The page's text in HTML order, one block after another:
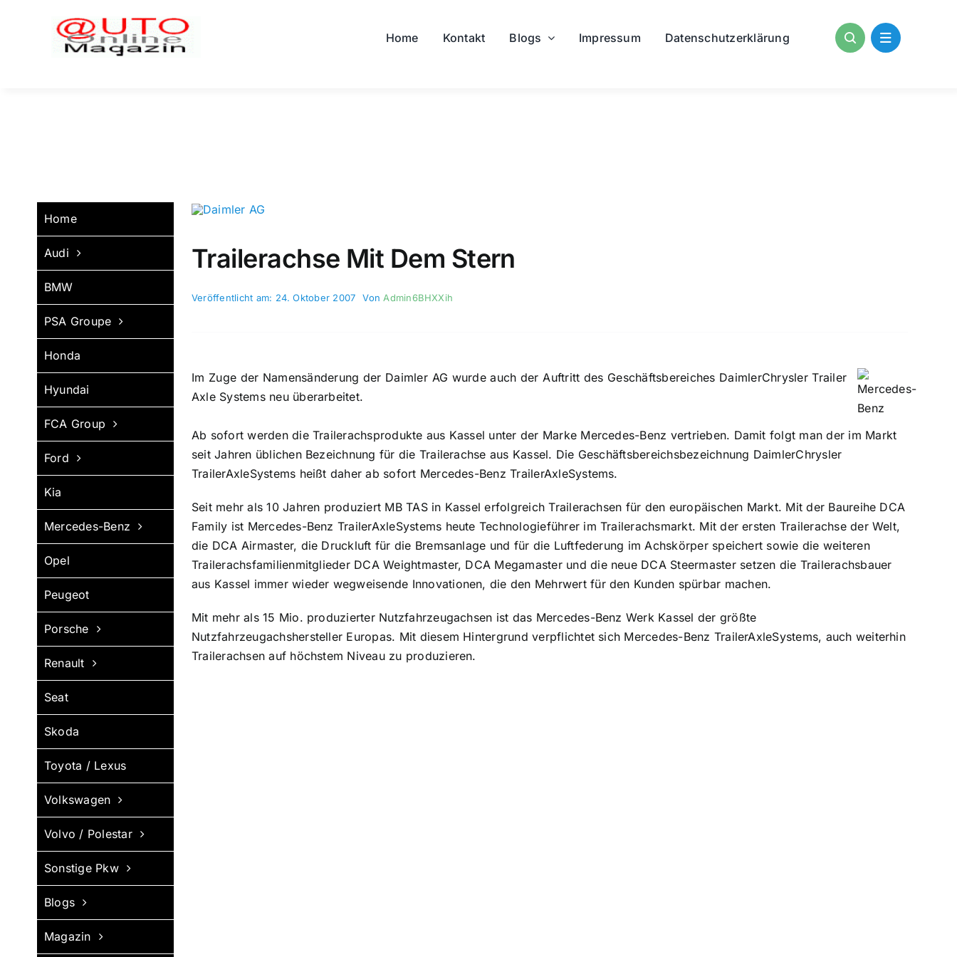
Home Kontakt Blogs Impressum Datenschutzerklärung
Home
Audi
BMW
PSA Groupe
Honda
Hyundai
FCA Group
Ford
Kia
Mercedes-Benz
Opel
Peugeot
Porsche
Renault
Seat
Skoda
Toyota / Lexus
Volkswagen
Volvo / Polestar
Sonstige Pkw
Blogs
Magazin
Trailerachse Mit Dem Stern
Veröffentlicht am: 24. Oktober 2007 Von Admin6BHXXih
Im Zuge der Namensänderung der Daimler AG wurde auch der Auftritt des Geschäftsbereiches DaimlerChrysler Trailer
Axle Systems neu überarbeitet.
Ab sofort werden die Trailerachsprodukte aus Kassel unter der Marke Mercedes-Benz vertrieben. Damit folgt man der im Markt
seit Jahren üblichen Bezeichnung für die Trailerachse aus Kassel. Die Geschäftsbereichsbezeichnung DaimlerChrysler
TrailerAxleSystems heißt daher ab sofort Mercedes-Benz TrailerAxleSystems.
Seit mehr als 10 Jahren produziert MB TAS in Kassel erfolgreich Trailerachsen für den europäischen Markt. Mit der Baureihe DCA
Family ist Mercedes-Benz TrailerAxleSystems heute Technologieführer im Trailerachsmarkt. Mit der ersten Trailerachse der Welt,
die DCA Airmaster, die Druckluft für die Bremsanlage und für die Luftfederung im Achskörper speichert sowie die weiteren
Trailerachsfamilienmitglieder DCA Weightmaster, DCA Megamaster und die neue DCA Steermaster setzen die Trailerachsbauer
aus Kassel immer wieder wegweisende Innovationen, die den Mehrwert für den Kunden spürbar machen.
Mit mehr als 15 Mio. produzierter Nutzfahrzeugachsen ist das Mercedes-Benz Werk Kassel der größte
Nutzfahrzeugachshersteller Europas. Mit diesem Hintergrund verpflichtet sich Mercedes-Benz TrailerAxleSystems, auch weiterhin
Trailerachsen auf höchstem Niveau zu produzieren.